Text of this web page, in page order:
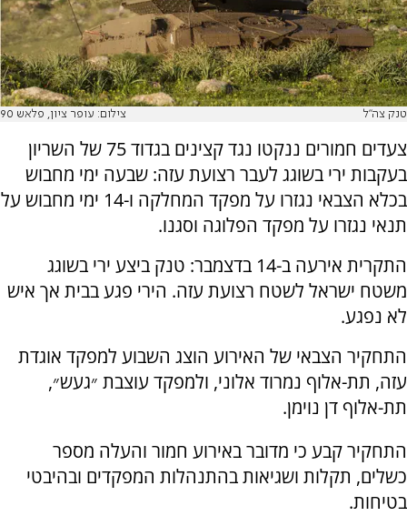
טנק צה''ל צילום: עופר ציון, פלאש 90
צעדים חמורים ננקטו נגד קצינים בגדוד 75 של השריון
בעקבות ירי בשוגג לעבר רצועת עזה: שבעה ימי מחבוש
בכלא הצבאי נגזרו על מפקד המחלקה ו-14 ימי מחבוש על
תנאי נגזרו על מפקד הפלוגה וסגנו.
התקרית אירעה ב-14 בדצמבר: טנק ביצע ירי בשוגג
משטח ישראל לשטח רצועת עזה. הירי פגע בבית אך איש
לא נפגע.
התחקיר הצבאי של האירוע הוצג השבוע למפקד אוגדת
עזה, תת-אלוף נמרוד אלוני, ולמפקד עוצבת ״געש״,
תת-אלוף דן נוימן.
התחקיר קבע כי מדובר באירוע חמור והעלה מספר
כשלים, תקלות ושגיאות בהתנהלות המפקדים ובהיבטי
בטיחות.